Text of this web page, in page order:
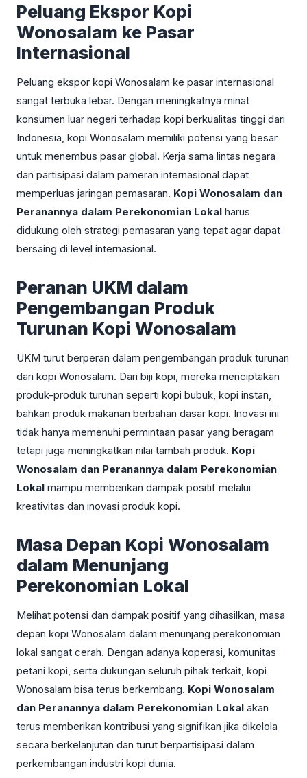
Peluang Ekspor Kopi
Wonosalam ke Pasar
Internasional
Peluang ekspor kopi Wonosalam ke pasar internasional
sangat terbuka lebar. Dengan meningkatnya minat
konsumen luar negeri terhadap kopi berkualitas tinggi dari
Indonesia, kopi Wonosalam memiliki potensi yang besar
untuk menembus pasar global. Kerja sama lintas negara
dan partisipasi dalam pameran internasional dapat
memperluas jaringan pemasaran. Kopi Wonosalam dan
Peranannya dalam Perekonomian Lokal harus
didukung oleh strategi pemasaran yang tepat agar dapat
bersaing di level internasional.
Peranan UKM dalam
Pengembangan Produk
Turunan Kopi Wonosalam
UKM turut berperan dalam pengembangan produk turunan
dari kopi Wonosalam. Dari biji kopi, mereka menciptakan
produk-produk turunan seperti kopi bubuk, kopi instan,
bahkan produk makanan berbahan dasar kopi. Inovasi ini
tidak hanya memenuhi permintaan pasar yang beragam
tetapi juga meningkatkan nilai tambah produk. Kopi
Wonosalam dan Peranannya dalam Perekonomian
Lokal mampu memberikan dampak positif melalui
kreativitas dan inovasi produk kopi.
Masa Depan Kopi Wonosalam
dalam Menunjang
Perekonomian Lokal
Melihat potensi dan dampak positif yang dihasilkan, masa
depan kopi Wonosalam dalam menunjang perekonomian
lokal sangat cerah. Dengan adanya koperasi, komunitas
petani kopi, serta dukungan seluruh pihak terkait, kopi
Wonosalam bisa terus berkembang. Kopi Wonosalam
dan Peranannya dalam Perekonomian Lokal akan
terus memberikan kontribusi yang signifikan jika dikelola
secara berkelanjutan dan turut berpartisipasi dalam
perkembangan industri kopi dunia.